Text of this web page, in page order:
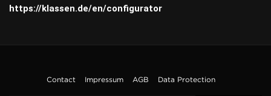
https://klassen.de/en/configurator
Contact Impressum AGB Data Protection